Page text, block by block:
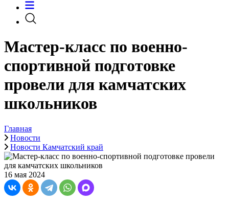
Мастер-класс по военно-
спортивной подготовке
провели для камчатских
школьников
Главная
Новости
Новости Камчатский край
16 мая 2024